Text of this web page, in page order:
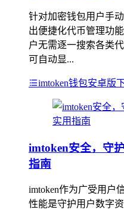
针对加密钱包用户手
出便捷化代币管理功
户无需逐一搜索各类
可自动显...
imtoken钱包安卓版
imtoken安全，守
指南
imtoken作为广受用户
性能是守护用户数字